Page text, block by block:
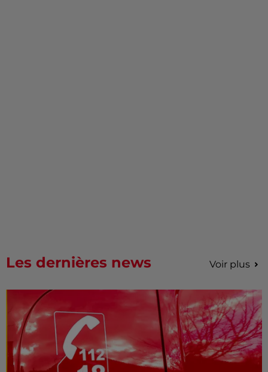
Les dernières news Voir plus